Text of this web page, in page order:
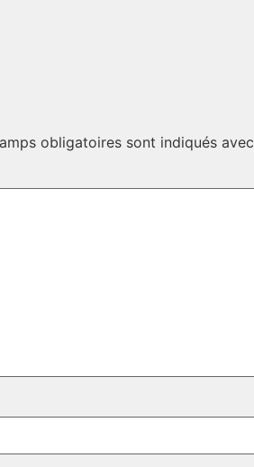
obligatoires sont indiqués avec